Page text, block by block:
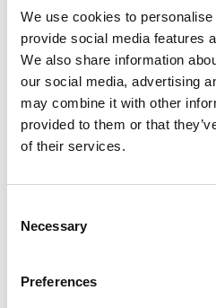
We use cookies to
provide social media features
We also share information
our social media, advertising
may combine it with other
provided to them or that
of their services.
Selection
Necessary
Preferences
di gestione dei fornitori,
monitoraggio continuo
Conformità normativa: Le
automatizzate aiutano le
gli standard di
assicurando che tutti i
Vantaggi
nella qualifica